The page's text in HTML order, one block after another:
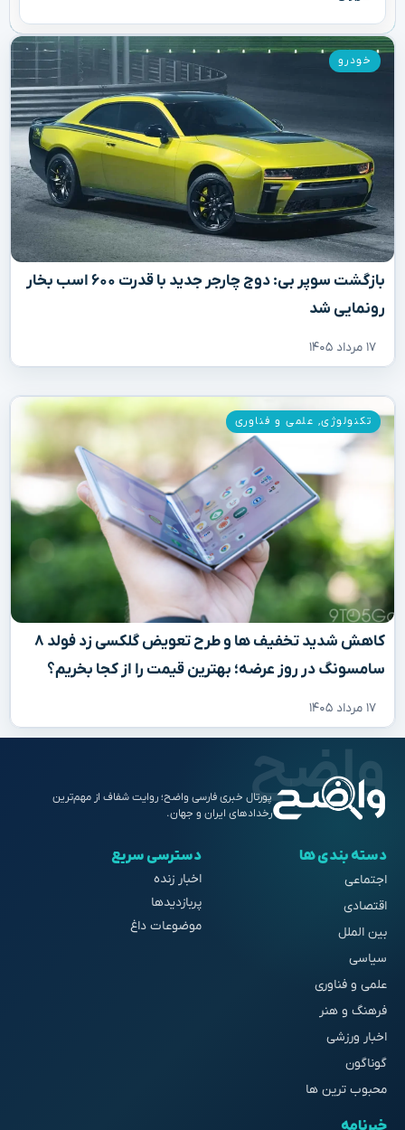
بازگشت سوپر بی: دوج چارجر جدید با قدرت ۶۰۰ اسب بخار
رونمایی شد
۱۷ مرداد ۱۴۰۵
خودرو
کاهش شدید تخفیف‌ ها و طرح تعویض گلکسی زد فولد ۸
سامسونگ در روز عرضه؛ بهترین قیمت را از کجا بخریم؟
۱۷ مرداد ۱۴۰۵
تکنولوژی, علمی و فناوری
پورتال خبری فارسی واضح؛ روایت شفاف از مهم‌ترین
رخدادهای ایران و جهان.
دسته بندی ها
اجتماعی
اقتصادی
بین الملل
سیاسی
علمی و فناوری
فرهنگ و هنر
اخبار ورزشی
گوناگون
محبوب ترین ها
دسترسی سریع
اخبار زنده
پربازدیدها
موضوعات داغ
خبرنامه